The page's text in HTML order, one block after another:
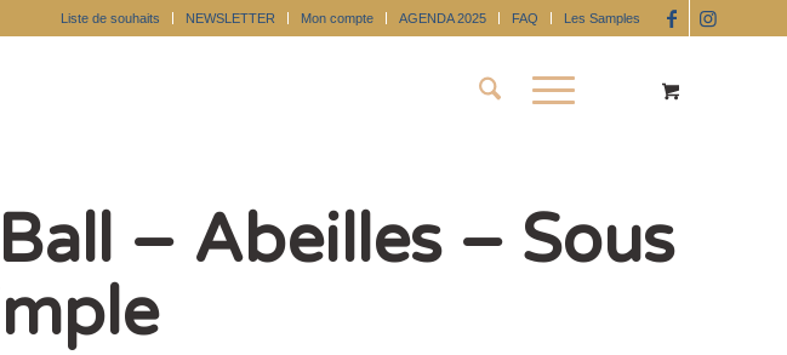
Liste de souhaits NEWSLETTER Mon compte AGENDA 2025 FAQ Les Samples
– Abeilles – Sous